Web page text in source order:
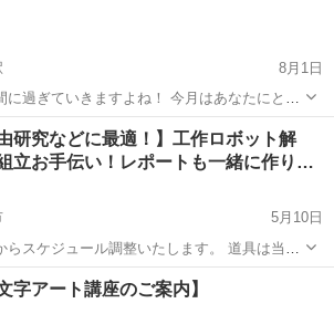
8月1日
きますよね！ 今月はあなたにとっ
✔️嬉しかったこと ✔️感謝だ
と ✔️達成できなかったこと ✔️...
駅 その他 オンライン
由研究などに最適！】工作ロボット解
立お手伝い！レポートも一緒に作り
5月10日
らスケジュール調整いたします。 道具は当店
だきます。 持込の工作ロボットでもOK！ 回
。 やりたいことを伺って、お子様一人一人
他 自由研究
字アート講座のご案内】